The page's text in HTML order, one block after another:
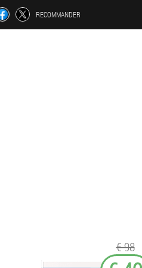
RECOMMANDER
€ 98